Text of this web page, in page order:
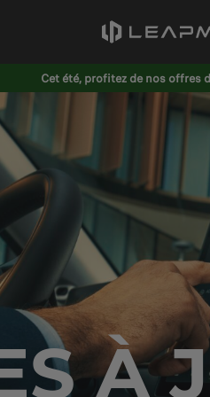
Cet été, profitez de nos offres
À